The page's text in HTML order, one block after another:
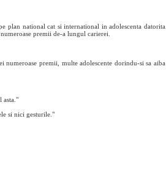
plan national cat si international in adolescenta datorita
premii de-a lungul carierei.
premii, multe adolescente dorindu-si sa aiba
asta."
si nici gesturile."